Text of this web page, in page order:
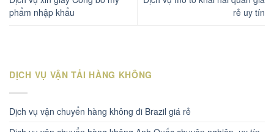
phẩm nhập khẩu
rẻ uy tín
DỊCH VỤ VẬN TẢI HÀNG KHÔNG
Dịch vụ vận chuyển hàng không đi Brazil giá rẻ